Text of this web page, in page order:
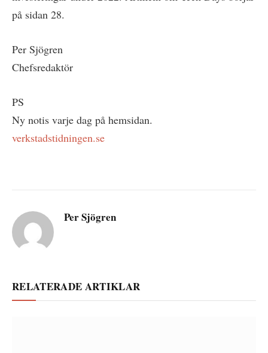
på sidan 28.
Per Sjögren
Chefsredaktör
PS
Ny notis varje dag på hemsidan.
verkstadstidningen.se
Per Sjögren
RELATERADE ARTIKLAR